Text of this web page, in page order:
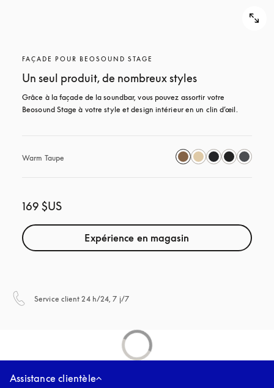
FAÇADE POUR BEOSOUND STAGE
Un seul produit, de nombreux styles
Grâce à la façade de la soundbar, vous pouvez assortir votre
Beosound Stage à votre style et design intérieur en un clin d’œil.
Warm Taupe
169 $US
Expérience en magasin
Service client 24 h/24, 7 j/7s’ouvre dans un nouvel onglet
Assistance clientèle